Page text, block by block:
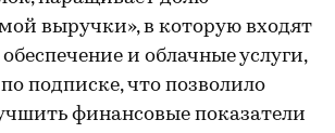
выручки», в которую входят
и облачные услуги,
подписке, что позволило
финансовые показатели